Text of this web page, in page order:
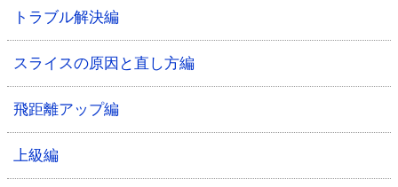
トラブル解決編
スライスの原因と直し方編
飛距離アップ編
上級編